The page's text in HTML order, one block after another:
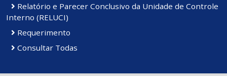
Relatório e Parecer Conclusivo da Unidade de Controle
Interno (RELUCI)
Requerimento
Consultar Todas